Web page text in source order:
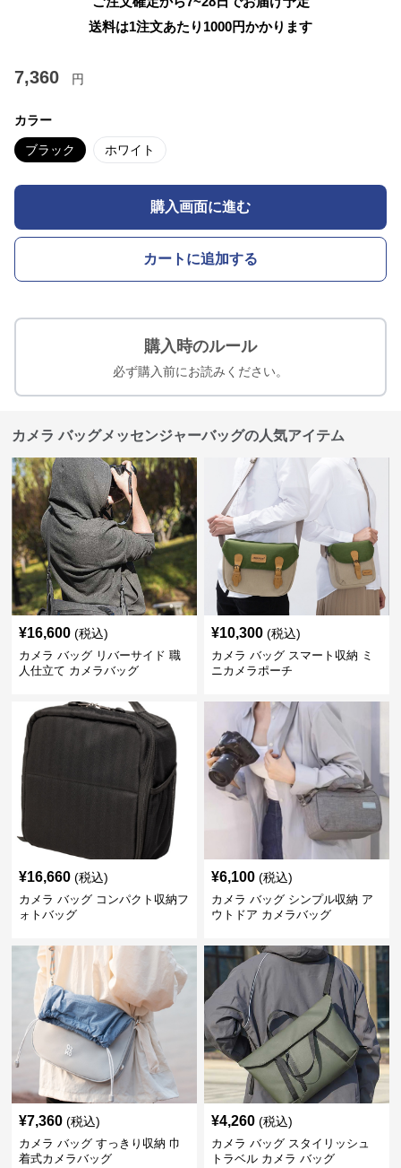
送料は1注文あたり 1000円かかります
7,360 円
カラー
ブラック ホワイト
購入画面に進む
カートに追加する
購入時のルール
必ず購入前にお読みください。
カメラ バッグメッセンジャーバッグの人気アイテム
¥16,600 (税込)
カメラ バッグ リバーサイド 職
人仕立て カメラバッグ
¥10,300 (税込)
カメラ バッグ スマート収納 ミ
ニカメラポーチ
¥16,660 (税込)
カメラ バッグ コンパクト収納フ
ォトバッグ
¥6,100 (税込)
カメラ バッグ シンプル収納 ア
ウトドア カメラバッグ
¥7,360 (税込)
カメラ バッグ すっきり収納 巾
着式カメラバッグ
¥4,260 (税込)
カメラ バッグ スタイリッシュ
トラベル カメラ バッグ